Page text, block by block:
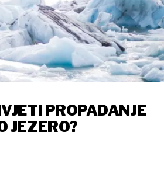
PROPADANJE
JEZERO?